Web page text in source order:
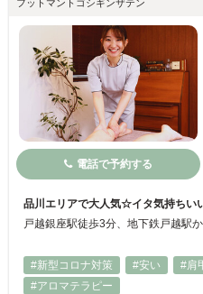
フットマントゴシギンザテン
電話で予約する
品川エリアで大人気☆イタ気持ちい
#新型コロナ対策
#安い #肩
#アロマテラピー